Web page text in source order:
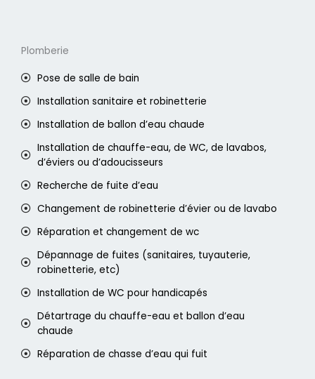
Plomberie
Pose de salle de bain
Installation sanitaire et robinetterie
Installation de ballon d’eau chaude
Installation de chauffe-eau, de WC, de lavabos,
d’éviers ou d’adoucisseurs
Recherche de fuite d’eau
Changement de robinetterie d’évier ou de lavabo
Réparation et changement de wc
Dépannage de fuites (sanitaires, tuyauterie,
robinetterie, etc)
Installation de WC pour handicapés
Détartrage du chauffe-eau et ballon d’eau
chaude
Réparation de chasse d’eau qui fuit